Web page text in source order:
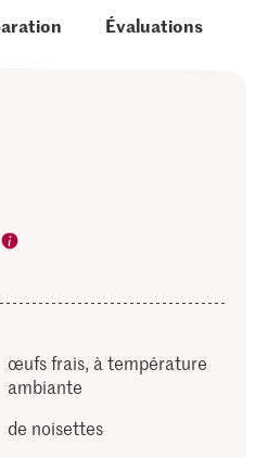
Évaluations
œufs frais, à température
ambiante
de noisettes